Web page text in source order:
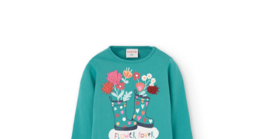
hvězdiček.